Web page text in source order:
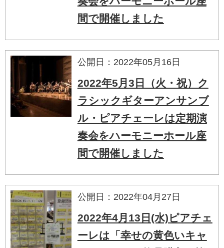
間で開催しました
公開日：2022年05月16日
2022年5月3日（火・祝）ク
ラシックギターアンサンブ
ル・ピアチェーレは定期演
奏会をハーモニーホール座
間で開催しました
公開日：2022年04月27日
2022年4月13日(水)ピアチェ
ーレは「幸せの黄色いキャ